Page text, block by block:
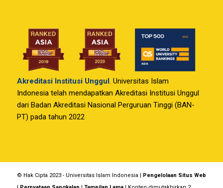
Akreditasi Institusi Unggul. Universitas Islam
Indonesia telah mendapatkan Akreditasi Institusi Unggul
dari Badan Akreditasi Nasional Perguruan Tinggi (BAN-
PT) pada tahun 2022
© Hak Cipta 2023 - Universitas Islam Indonesia | Pengelolaan Situs Web